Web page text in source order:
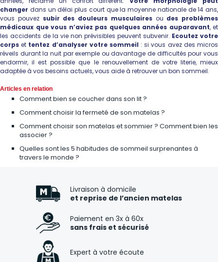
changer dans un délai plus court que la moyenne nationale de 14 ans,
vous pouvez subir des douleurs musculairesou des problèmes
médicaux que vous n’aviez pas quelques années auparavant, et
les accidents de la vie non prévisibles peuvent subvenir. Ecoutez votre
corps et tentez d’analyser votre sommeil : si vous avez des micros
réveils durant la nuit par exemple ou davantage de difficultés pour vous
endormir, il est possible que le renouvellement de votre literie, mieux
adaptée à vos besoins actuels, vous aide à retrouver un bon sommeil.
Articles en relation
Comment bien se coucher dans son lit ?
Comment choisir la fermeté de son matelas ?
Comment choisir son matelas et sommier ? Comment bien les
associer ?
Quelles sont les 5 habitudes de sommeil surprenantes à
travers le monde ?
Livraison à domicile
et reprise de l’ancien matelas
Paiement en 3x à 60x
sans frais et sécurisé
Expert à votre écoute